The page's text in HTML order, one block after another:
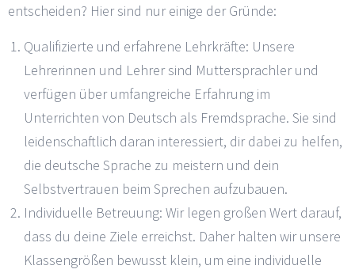
entscheiden? Hier sind nur einige der Gründe:
Qualifizierte und erfahrene Lehrkräfte: Unsere
Lehrerinnen und Lehrer sind Muttersprachler und
verfügen über umfangreiche Erfahrung im
Unterrichten von Deutsch als Fremdsprache. Sie sind
leidenschaftlich daran interessiert, dir dabei zu helfen,
die deutsche Sprache zu meistern und dein
Selbstvertrauen beim Sprechen aufzubauen.
Individuelle Betreuung: Wir legen großen Wert darauf,
dass du deine Ziele erreichst. Daher halten wir unsere
Klassengrößen bewusst klein, um eine individuelle